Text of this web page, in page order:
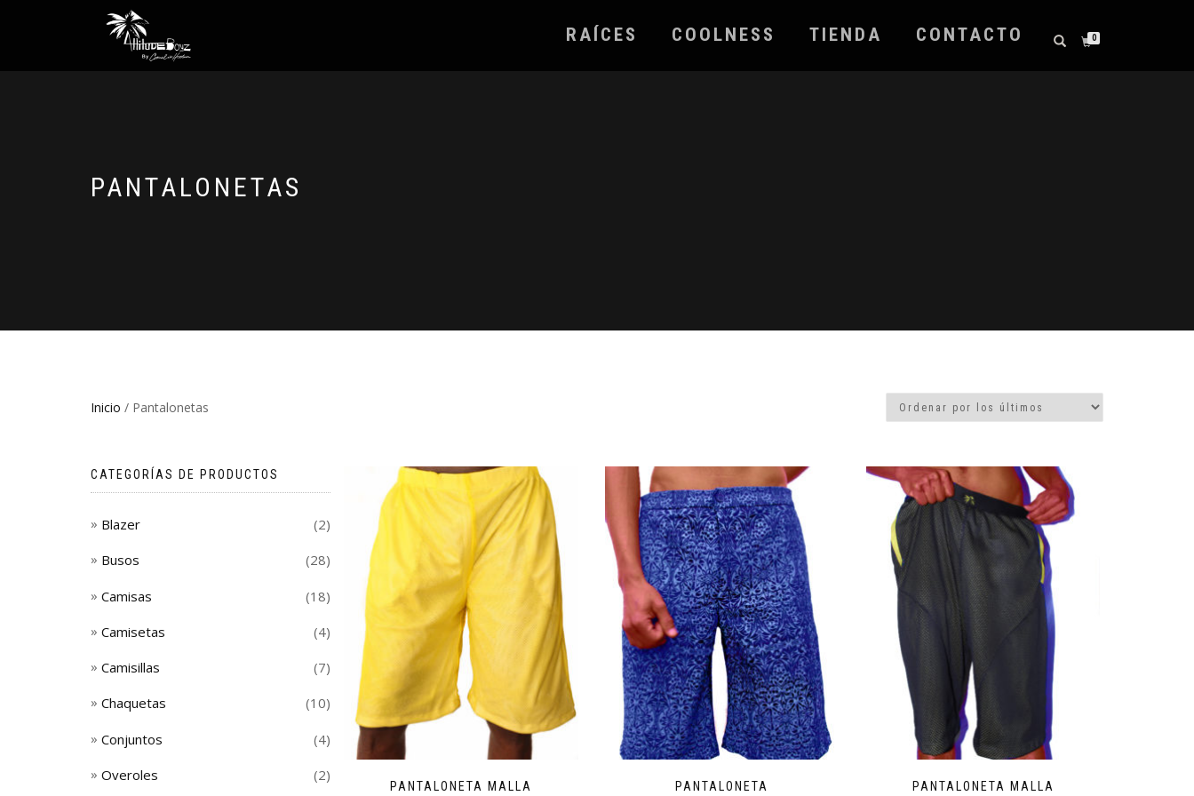
RAÍCES COOLNESS TIENDA CONTACTO 0
PANTALONETAS
Inicio / Pantalonetas
PANTALONETA MALLA PANTALONETA PANTALONETA MALLA
CATEGORÍAS DE PRODUCTOS
Blazer (2)
Busos (28)
Camisas (18)
Camisetas (4)
Camisillas (7)
Chaquetas (10)
Conjuntos (4)
Overoles (2)